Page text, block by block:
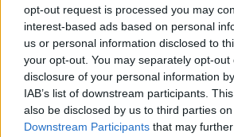
opt-out request is processed you may
interest-based ads based on personal
us or personal information disclosed to
your opt-out. You may separately opt-
disclosure of your personal information
IAB’s list of downstream participants.
also be disclosed by us to third parties
Downstream Participants that may